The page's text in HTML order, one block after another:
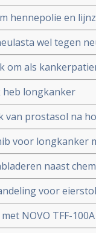
hennepolie en
wel tegen
chemo? En zijn
om als
van de ene op
heb longkanker
van prostasol na
voor longkanker
naast
voor
NOVO TFF-